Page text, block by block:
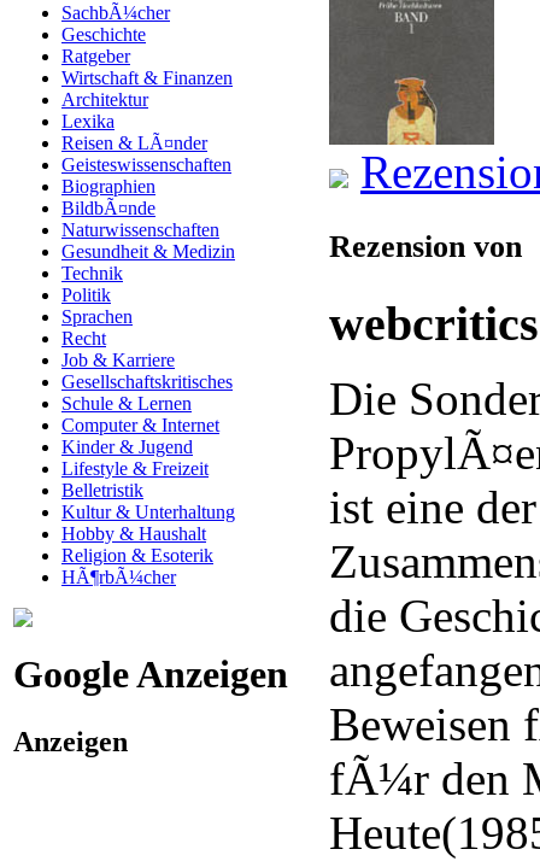
SachbÃ¼cher
Geschichte
Ratgeber
Wirtschaft & Finanzen
Architektur
Lexika
Reisen & LÃ¤nder
Geisteswissenschaften
Biographien
BildbÃ¤nde
Naturwissenschaften
Gesundheit & Medizin
Technik
Politik
Sprachen
Recht
Job & Karriere
Gesellschaftskritisches
Schule & Lernen
Computer & Internet
Kinder & Jugend
Lifestyle & Freizeit
Belletristik
Kultur & Unterhaltung
Hobby & Haushalt
Religion & Esoterik
HÃ¶rbÃ¼cher
Google Anzeigen
Anzeigen
Rezension von
Die
ist eine
die
Beweisen
fÃ¼r den